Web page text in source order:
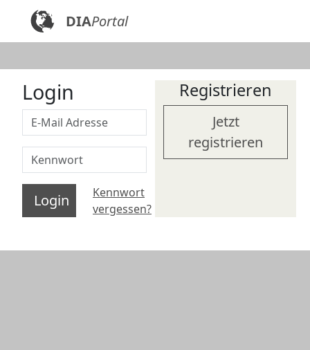
DIAPortal
Login
Login
Kennwort
vergessen?
Registrieren
Jetzt
registrieren